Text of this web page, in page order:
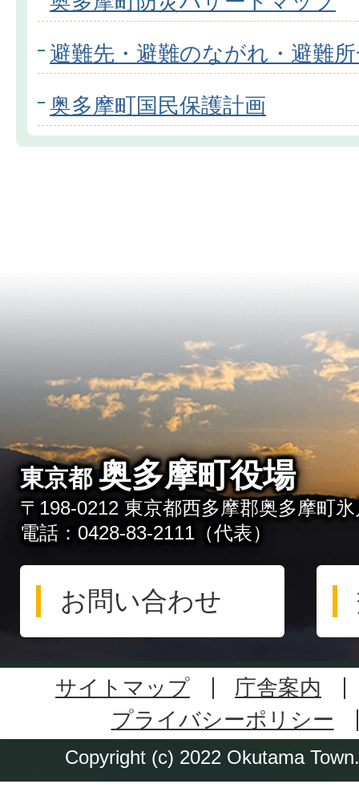
避難先・避難のながれ・避難
奥多摩町国民保護計画
東京都 奥多摩町役場
〒198-0212 東京都西多摩郡奥多摩町
電話：0428-83-2111（代表）
お問い合わせ
サイトマップ
庁舎案内
プライバシーポリシー
Copyright (c) 2022 Okutama